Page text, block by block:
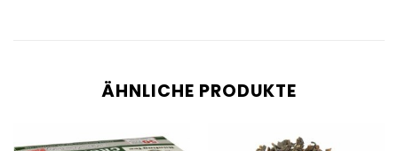
ÄHNLICHE PRODUKTE